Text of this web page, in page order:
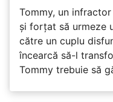
Tommy, un
și forțat să urmeze
către un cuplu
încearcă să-l
Tommy trebuie să